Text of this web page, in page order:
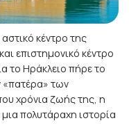
κέντρο της
επιστημονικό κέντρο
το Ηράκλειο πήρε το
«πατέρα» των
χρόνια ζωής της, η
μια πολυτάραχη ιστορία